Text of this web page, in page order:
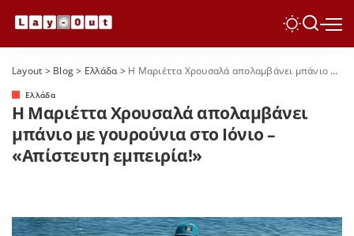
Layout > Blog> Ελλάδα> Η Μαριέττα Χρουσαλά απολαμβάνει μπάνιο με γουρούνια στο Ιόνιο – «Απίστευτη εμπειρία!»
Ελλάδα
Η Μαριέττα Χρουσαλά απολαμβάνει
μπάνιο με γουρούνια στο Ιόνιο –
«Απίστευτη εμπειρία!»